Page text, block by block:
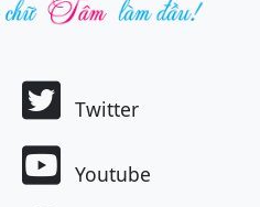
Twitter
Youtube